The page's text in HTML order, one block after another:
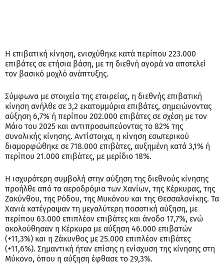
Η επιβατική κίνηση, ενισχύθηκε κατά περίπου 223.000
επιβάτες σε ετήσια βάση, με τη διεθνή αγορά να αποτελεί
τον βασικό μοχλό ανάπτυξης.
Σύμφωνα με στοιχεία της εταιρείας, η διεθνής επιβατική
κίνηση ανήλθε σε 3,2 εκατομμύρια επιβάτες, σημειώνοντας
αύξηση 6,7% ή περίπου 202.000 επιβάτες σε σχέση με τον
Μάιο του 2025 και αντιπροσωπεύοντας το 82% της
συνολικής κίνησης. Αντίστοιχα, η κίνηση εσωτερικού
διαμορφώθηκε σε 718.000 επιβάτες, αυξημένη κατά 3,1% ή
περίπου 21.000 επιβάτες, με μερίδιο 18%.
Η ισχυρότερη συμβολή στην αύξηση της διεθνούς κίνησης
προήλθε από τα αεροδρόμια των Χανίων, της Κέρκυρας, της
Ζακύνθου, της Ρόδου, της Μυκόνου και της Θεσσαλονίκης. Τα
Χανιά κατέγραψαν τη μεγαλύτερη ποσοτική αύξηση, με
περίπου 63.000 επιπλέον επιβάτες και άνοδο 17,7%, ενώ
ακολούθησαν η Κέρκυρα με αύξηση 46.000 επιβατών
(+11,3%) και η Ζάκυνθος με 25.000 επιπλέον επιβάτες
(+11,6%). Σημαντική ήταν επίσης η ενίσχυση της κίνησης στη
Μύκονο, όπου η αύξηση έφθασε το 29,3%.